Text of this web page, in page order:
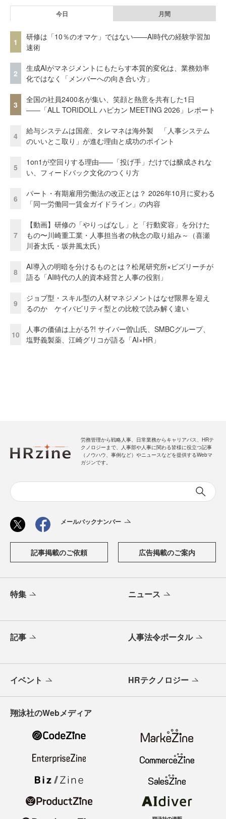
今日 月間
1
研修は「10％のオマケ」ではない——AI時代の経験学習加
速術
2
生成AIがマネジメントにもたらす本質的変化は、業務効率
化ではなく「メンバーへの向き合い方」
3
全国の社員2400名が集い、笑顔と熱意を共有した1日
――「ALL TORIDOLL ハピカン MEETING 2026」レポート
4
給与システムは国産、タレマネは海外製 「人事システム
のいいとこ取り」が進む理由と成功のポイント
5
1on1が空回りする理由——「投げ手」だけでは醸成されな
い、フィードバック文化のつくり方
6
パート・有期雇用労働法の改正とは？ 2026年10月に変わる
「同一労働同一賃金ガイドライン」の内容
7
【動画】研修の「やりっぱなし」と「行動変容」を分けた
もの〜川崎重工業・人事担当者の執念の取り組み～（喜瀬
川蒼太氏・坂井風太氏）
8
AI導入の明暗を分けるものとは？松尾研究所×ビズリーチが
語る「AI時代の人的資本経営と人事の役割」
9
ジョブ型・スキル型の人材マネジメントはなぜ限界を迎え
るのか ケイパビリティ型との比較で読み解く違い
10
人事の価値は上がる?! サイバー曽山氏、SMBCグループ、
塩野義製薬、江崎グリコが語る「AI×HR」
労務管理から戦略人事、日常業務からキャリアパス、HRテ
クノロジーまで、人事部や人事に関わる皆様に役立つ記事
（ノウハウ、事例など）やニュースなどを提供するWebマ
ガジンです。
メールバックナンバー
記事掲載のご依頼 広告掲載のご案内
特集 ニュース
記事 人事法令ポータル
イベント HRテクノロジー
翔泳社のWebメディア